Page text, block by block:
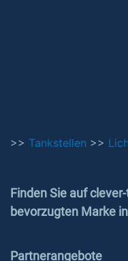
>> Tankstellen >>
Finden Sie auf
bevorzugten Marke
Partnerangebote